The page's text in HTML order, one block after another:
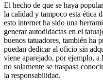
El hecho de que se haya
la calidad y tampoco esta ética
esto internet ha sido una
generar autodidactas en el
buenos tatuadores, también ha
puedan dedicar al oficio sin
viene aparejado, por ejemplo,
no solamente se traspasa
la responsabilidad.